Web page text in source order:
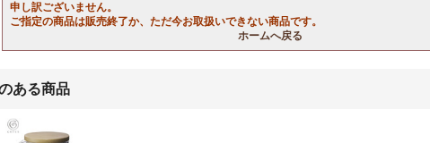
申し訳ございません。
ご指定の商品は販売終了か、ただ今お取扱いできない商品です。
ホームへ戻る
ある商品